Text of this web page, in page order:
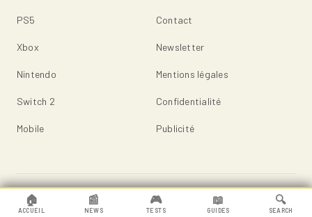
PS5
Xbox
Nintendo
Switch 2
Mobile
Contact
Newsletter
Mentions légales
Confidentialité
Publicité
© 2026 Game.fr — Tous droits réservés.
🏠
ACCUEIL
📰
NEWS
🎮
TESTS
📖
GUIDES
🔍
SEARCH